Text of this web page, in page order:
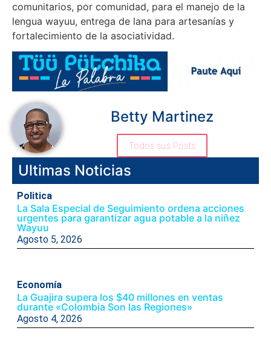
comunitarios, por comunidad, para el manejo de la
lengua wayuu, entrega de lana para artesanías y
fortalecimiento de la asociatividad.
Betty Martinez
Todos sus Posts
Ultimas Noticias
Politica
La Sala Especial de Seguimiento ordena acciones
urgentes para garantizar agua potable a la niñez
Wayuu
Agosto 5, 2026
Economía
La Guajira supera los $40 millones en ventas
durante «Colombia Son las Regiones»
Agosto 4, 2026